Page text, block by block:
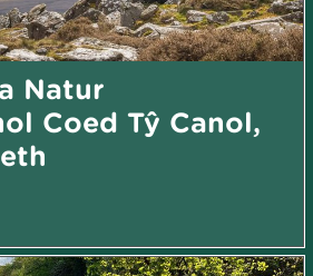
Natur
Coed Tŷ Canol,